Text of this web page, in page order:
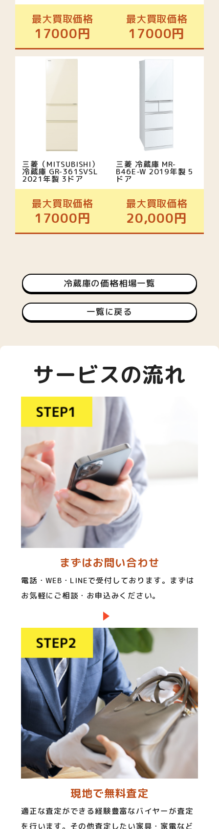
最大買取価格
17000円
最大買取価格
17000円
三菱（MITSUBISHI）
冷蔵庫 GR-361SVSL
2021年製 3ドア
最大買取価格
17000円
三菱 冷蔵庫 MR-
B46E-W 2019年製 5
ドア
最大買取価格
20,000円
冷蔵庫の価格相場一覧
一覧に戻る
サービスの流れ
まずはお問い合わせ
電話・WEB・LINEで受付しております。まずは
お気軽にご相談・お申込みください。
現地で無料査定
適正な査定ができる経験豊富なバイヤーが査定
を行います。その他査定したい家具・家電など